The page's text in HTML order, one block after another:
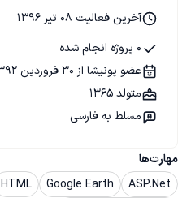
مهارت‌ها
ASP.Net
Google Earth
HTML
آخرین فعالیت 08 تیر 1396
0 پروژه انجام شده
عضو پونیشا از 30 فروردین 1392
متولد 1365
مسلط به فارسی